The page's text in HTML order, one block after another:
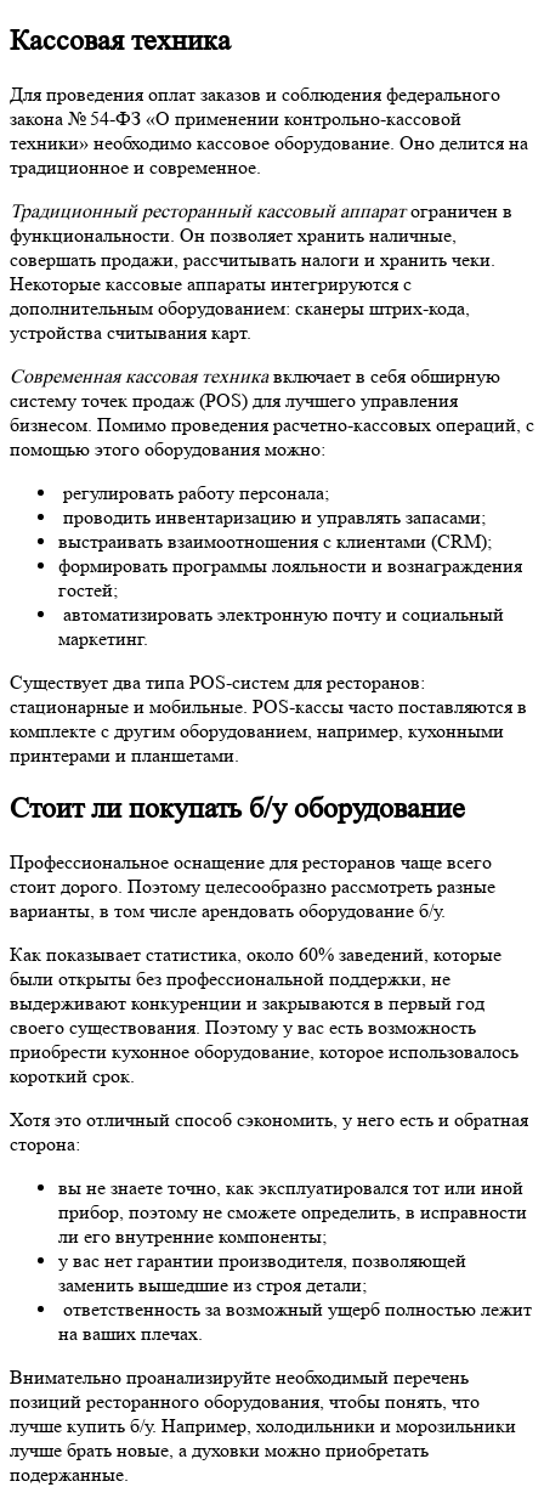
Кассовая техника
Для проведения оплат заказов и соблюдения федерального
закона № 54-ФЗ «О применении контрольно-кассовой
техники» необходимо кассовое оборудование. Оно делится на
традиционное и современное.
Традиционный ресторанный кассовый аппаратограничен в
функциональности. Он позволяет хранить наличные,
совершать продажи, рассчитывать налоги и хранить чеки.
Некоторые кассовые аппараты интегрируются с
дополнительным оборудованием: сканеры штрих-кода,
устройства считывания карт.
Современная кассовая техникавключает в себя обширную
систему точек продаж (POS) для лучшего управления
бизнесом. Помимо проведения расчетно-кассовых операций, с
помощью этого оборудования можно:
регулировать работу персонала;
проводить инвентаризацию и управлять запасами;
выстраивать взаимоотношения с клиентами (CRM);
формировать программы лояльности и вознаграждения
гостей;
автоматизировать электронную почту и социальный
маркетинг.
Существует два типа POS-систем для ресторанов:
стационарные и мобильные. POS-кассы часто поставляются в
комплекте с другим оборудованием, например, кухонными
принтерами и планшетами.
Стоит ли покупать б/у оборудование
Профессиональное оснащение для ресторанов чаще всего
стоит дорого. Поэтому целесообразно рассмотреть разные
варианты, в том числе арендовать оборудование б/у.
Как показывает статистика, около 60% заведений, которые
были открыты без профессиональной поддержки, не
выдерживают конкуренции и закрываются в первый год
своего существования. Поэтому у вас есть возможность
приобрести кухонное оборудование , которое использовалось
короткий срок.
Хотя это отличный способ сэкономить, у него есть и обратная
сторона:
вы не знаете точно, как эксплуатировался тот или иной
прибор, поэтому не сможете определить, в исправности
ли его внутренние компоненты;
у вас нет гарантии производителя, позволяющей
заменить вышедшие из строя детали;
ответственность за возможный ущерб полностью лежит
на ваших плечах.
Внимательно проанализируйте необходимый перечень
позиций ресторанного оборудования, чтобы понять, что
лучше купить б/у. Например, холодильники и морозильники
лучше брать новые, а духовки можно приобретать
подержанные.